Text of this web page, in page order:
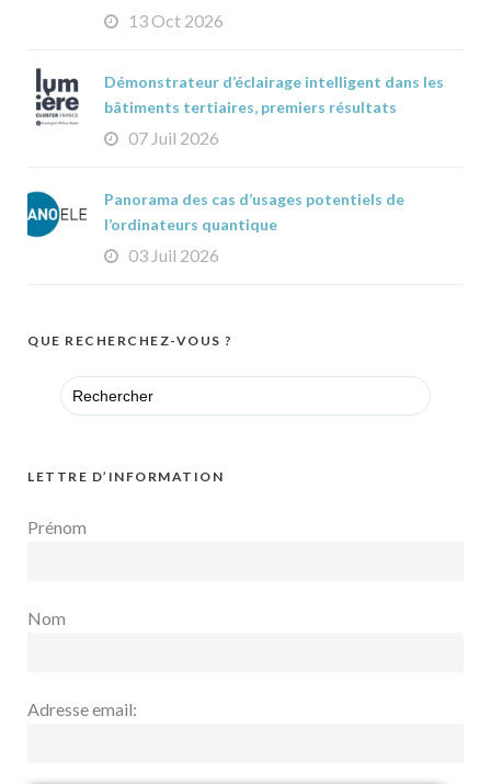
13 Oct 2026
Démonstrateur d’éclairage intelligent dans les
bâtiments tertiaires, premiers résultats
07 Juil 2026
Panorama des cas d’usages potentiels de
l’ordinateurs quantique
03 Juil 2026
QUE RECHERCHEZ-VOUS ?
Search
for:
LETTRE D’INFORMATION
Prénom
Nom
Adresse email: